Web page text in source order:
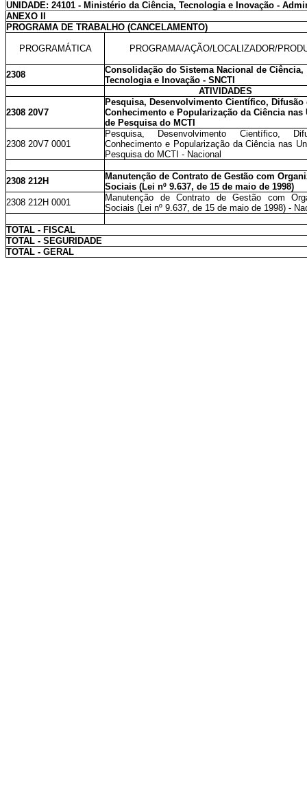
UNIDADE: 24101 - Ministério da Ciência, Tecnologia e Inovação -
ANEXO II
PROGRAMA DE TRABALHO (CANCELAMENTO)
PROGRAMÁTICA PROGRAMA/AÇÃO/LOCALIZADOR/
2308
Consolidação do Sistema Nacional de Ciência,
Tecnologia e Inovação - SNCTI
ATIVIDADES
2308 20V7
Pesquisa, Desenvolvimento Científico, Difusão
Conhecimento e Popularização da Ciência nas
de Pesquisa do MCTI
2308 20V7 0001
Pesquisa, Desenvolvimento Científico,
Conhecimento e Popularização da Ciência nas
Pesquisa do MCTI - Nacional
2308 212H
Manutenção de Contrato de Gestão com
Sociais (Lei nº 9.637, de 15 de maio de 1998)
2308 212H 0001
Manutenção de Contrato de Gestão com
Sociais (Lei nº 9.637, de 15 de maio de 1998) -
TOTAL - FISCAL
TOTAL - SEGURIDADE
TOTAL - GERAL